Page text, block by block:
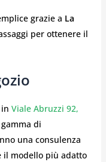
grazie a La
per ottenere il
Viale Abruzzi 92,
di
una consulenza
il modello più adatto